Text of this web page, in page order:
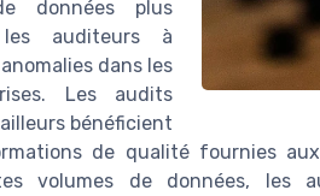
données plus
les auditeurs à
dans les
Les audits
bénéficient
de qualité fournies
volumes de données, les